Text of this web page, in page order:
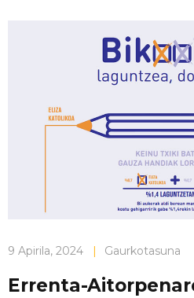
9 Apirila, 2024 Gaurkotasuna
Errenta-